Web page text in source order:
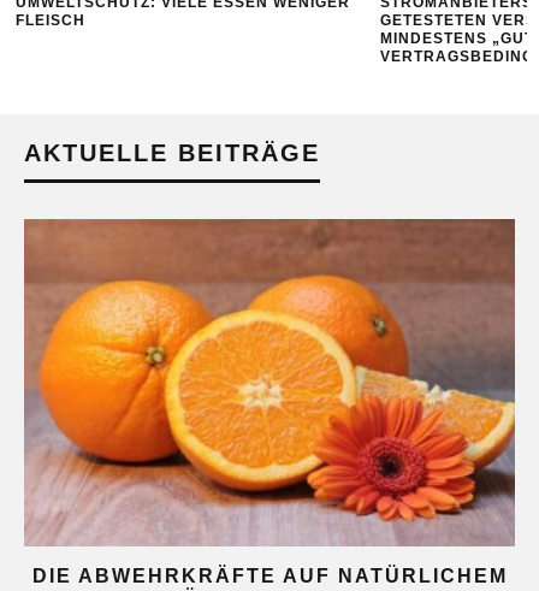
FLEISCH
GETESTETEN
MINDESTENS
AKTUELLE BEITRÄGE
DIE ABWEHRKRÄFTE AUF NATÜRLICHEM